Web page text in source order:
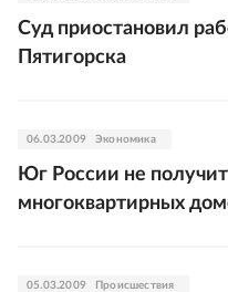
Суд приостановил
Пятигорска
06.03.2009 Экономика
Юг России не
многоквартирных
05.03.2009 Происшествия